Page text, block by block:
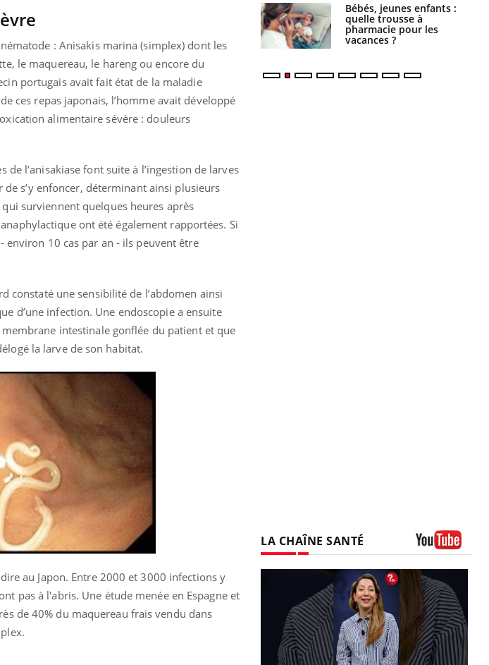
: Anisakis marina (simplex) dont les
le maquereau, le hareng ou encore du
portugais avait fait état de la maladie
ces repas japonais, l’homme avait développé
alimentaire sévère : douleurs
l’anisakiase font suite à l’ingestion de larves
s’y enfoncer, déterminant ainsi plusieurs
surviennent quelques heures après
ont été également rapportées. Si
environ 10 cas par an - ils peuvent être
constaté une sensibilité de l’abdomen ainsi
d’une infection. Une endoscopie a ensuite
intestinale gonflée du patient et que
la larve de son habitat.
au Japon. Entre 2000 et 3000 infections y
pas à l'abris. Une étude menée en Espagne et
de 40% du maquereau frais vendu dans
la santé des yeux”
Bébés, jeunes enfants :
quelle trousse à
pharmacie pour les
vacances ?
LA CHAÎNE SANTÉ